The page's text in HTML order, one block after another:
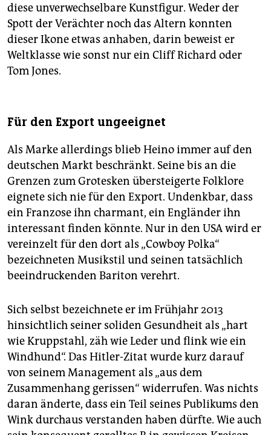
diese unverwechselbare Kunstfigur. Weder der
Spott der Verächter noch das Altern konnten
dieser Ikone etwas anhaben, darin beweist er
Weltklasse wie sonst nur ein Cliff Richard oder
Tom Jones.
Für den Export ungeeignet
Als Marke allerdings blieb Heino immer auf den
deutschen Markt beschränkt. Seine bis an die
Grenzen zum Grotesken übersteigerte Folklore
eignete sich nie für den Export. Undenkbar, dass
ein Franzose ihn charmant, ein Engländer ihn
interessant finden könnte. Nur in den USA wird er
vereinzelt für den dort als „Cowboy Polka“
bezeichneten Musikstil und seinen tatsächlich
beeindruckenden Bariton verehrt.
Sich selbst bezeichnete er im Frühjahr 2013
hinsichtlich seiner soliden Gesundheit als „hart
wie Kruppstahl, zäh wie Leder und flink wie ein
Windhund“. Das Hitler-Zitat wurde kurz darauf
von seinem Management als „aus dem
Zusammenhang gerissen“ widerrufen. Was nichts
daran änderte, dass ein Teil seines Publikums den
Wink durchaus verstanden haben dürfte. Wie auch